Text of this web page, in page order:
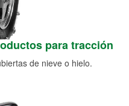
para tracción
de nieve o hielo.